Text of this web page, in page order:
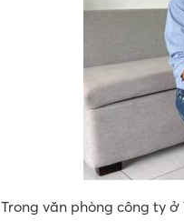
Trong văn phòng công ty